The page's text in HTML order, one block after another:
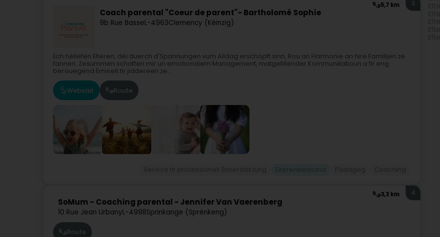
5,7 km
Coach parental "Coeur de parent"- Bartholomé Sophie
9b Rue BasseL-4963Clemency (Kéinzig)
3
Ech hëllefen Elteren, déi duerch d'Spannungen vum Alldag erschöpft sinn, Rou an Harmonie an hire Familljen ze
fannen. Zesummen schaffen mir un emotionalem Management, matgefillender Kommunikatioun a fir eng
berouegend Ëmwelt fir jiddereen ze...
Websäit Route
3,3 km
SoMum - Coaching parental - Jennifer Van Vaerenberg
10 Rue Jean UrbanyL-4998Sprinkange (Sprénkeng)
4
Route